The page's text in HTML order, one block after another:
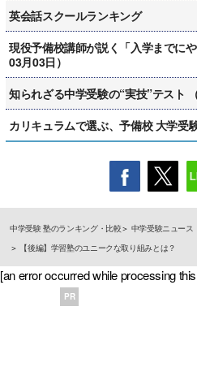
英会話スクールランキング
現役予備校講師が説く「入学までに
03月03日）
知られざる中学受験の“実技”テスト
カリキュラムで選ぶ、予備校 大学受
中学受験 塾のランキング・比較
中学受験ニュース
【後編】学習塾のユニークな取り組みとは？
[an error occurred while processing
PR